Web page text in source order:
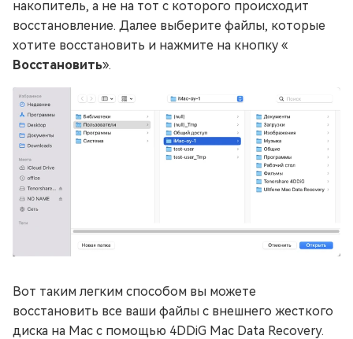
накопитель, а не на тот с которого происходит
восстановление. Далее выберите файлы, которые
хотите восстановить и нажмите на кнопку «
Восстановить».
Вот таким легким способом вы можете
восстановить все ваши файлы с внешнего жесткого
диска на Mac с помощью 4DDiG Mac Data Recovery.